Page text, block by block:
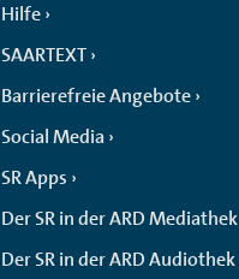
Hilfe
SAARTEXT
Barrierefreie Angebote
Social Media
SR Apps
Der SR in der ARD Mediathek
Der SR in der ARD Audiothek